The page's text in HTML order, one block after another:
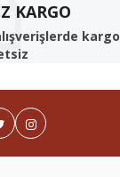
KARGO
kargo